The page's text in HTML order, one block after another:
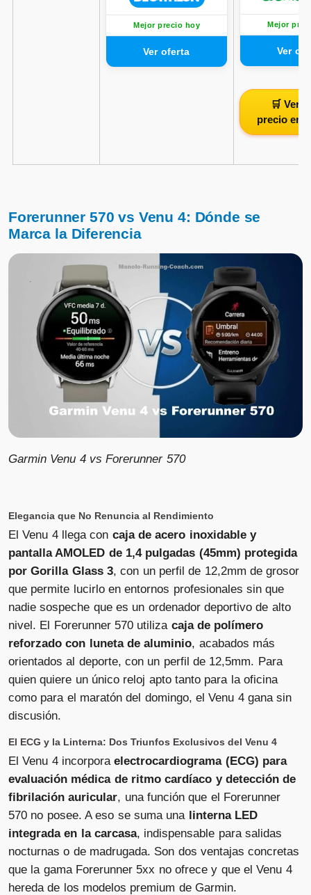
Mejor precio hoy Mejor
🛒 Ver
precio en
Forerunner 570 vs Venu 4: Dónde se
Marca la Diferencia
Garmin Venu 4 vs Forerunner 570
Elegancia que No Renuncia al Rendimiento
El Venu 4 llega con caja de acero inoxidable y
pantalla AMOLED de 1,4 pulgadas (45mm) protegida
por Gorilla Glass 3, con un perfil de 12,2mm de grosor
que permite lucirlo en entornos profesionales sin que
nadie sospeche que es un ordenador deportivo de alto
nivel. El Forerunner 570 utiliza caja de polímero
reforzado con luneta de aluminio, acabados más
orientados al deporte, con un perfil de 12,5mm. Para
quien quiere un único reloj apto tanto para la oficina
como para el maratón del domingo, el Venu 4 gana sin
discusión.
El ECG y la Linterna: Dos Triunfos Exclusivos del Venu 4
El Venu 4 incorporaelectrocardiograma (ECG) para
evaluación médica de ritmo cardíaco y detección de
fibrilación auricular, una función que el Forerunner
570 no posee. A eso se suma una linterna LED
integrada en la carcasa, indispensable para salidas
nocturnas o de madrugada. Son dos ventajas concretas
que la gama Forerunner 5xx no ofrece y que el Venu 4
hereda de los modelos premium de Garmin.